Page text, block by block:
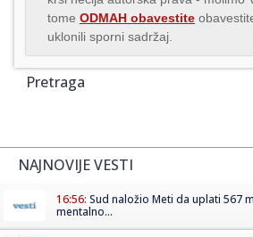
tome ODMAH obavestite
uklonili sporni sadržaj.
Pretraga
NAJNOVIJE VESTI
16:56: Sud naložio Meti da uplati 567
mentalno...